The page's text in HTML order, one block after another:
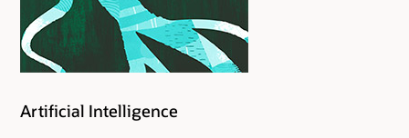
Artificial Intelligence